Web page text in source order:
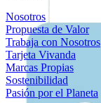
Nosotros
Propuesta de Valor
Trabaja con Nosotros
Tarjeta Vivanda
Marcas Propias
Sostenibilidad
Pasión por el Planeta